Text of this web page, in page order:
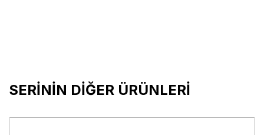
SERİNİN DİĞER ÜRÜNLERİ